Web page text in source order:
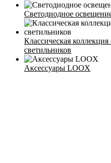
Светодиодное
Классическая
светильников
Аксессуары LOOX